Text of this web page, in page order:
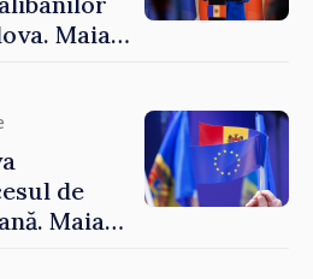
Maia
de
Maia